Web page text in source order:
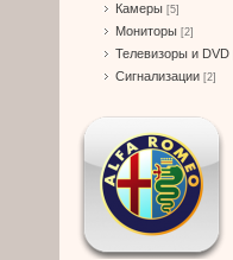
Камеры [5]
Мониторы [2]
Телевизоры и DVD
Сигнализации [2]